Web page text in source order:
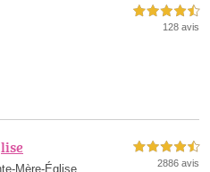
4,5 étoiles sur 5
128 avis
Mère-Église
4,5 étoiles sur 5
2886 avis